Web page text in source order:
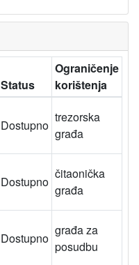
Status
Ograničenje
korištenja
Dostupno
trezorska
građa
Dostupno
čitaonička
građa
Dostupno
građa za
posudbu